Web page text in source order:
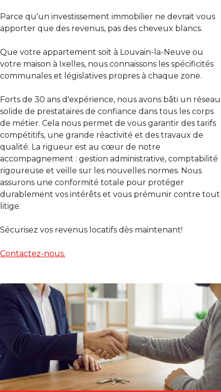
obligatoires. Gestion des sinistres : Déclaration à
l'assurance, présence lors de l'expertise et suivi des
législation belge. États des lieux détaillés (entrée et
sortie). Enregistrement des baux et des états des
Parce qu'un investissement immobilier ne devrait vous
apporter que des revenus, pas des cheveux blancs.
Que votre appartement soit à Louvain-la-Neuve ou
votre maison à Ixelles, nous connaissons les spécificités
communales et législatives propres à chaque zone.
Forts de 30 ans d'expérience, nous avons bâti un réseau
solide de prestataires de confiance dans tous les corps
de métier. Cela nous permet de vous garantir des tarifs
compétitifs, une grande réactivité et des travaux de
qualité. La rigueur est au cœur de notre
accompagnement : gestion administrative, comptabilité
rigoureuse et veille sur les nouvelles normes. Nous
assurons une conformité totale pour protéger
durablement vos intérêts et vous prémunir contre tout
litige.
Sécurisez vos revenus locatifs dès maintenant!
Contactez-nous.